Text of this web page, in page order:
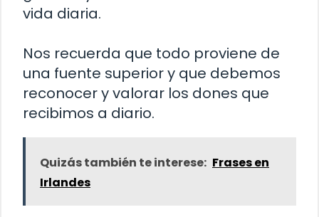
vida diaria.
Nos recuerda que todo proviene de
una fuente superior y que debemos
reconocer y valorar los dones que
recibimos a diario.
Quizás también te interese: Frases en
Irlandes